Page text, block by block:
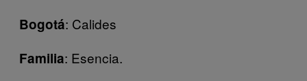
Bogotá: Calides
Familia: Esencia.